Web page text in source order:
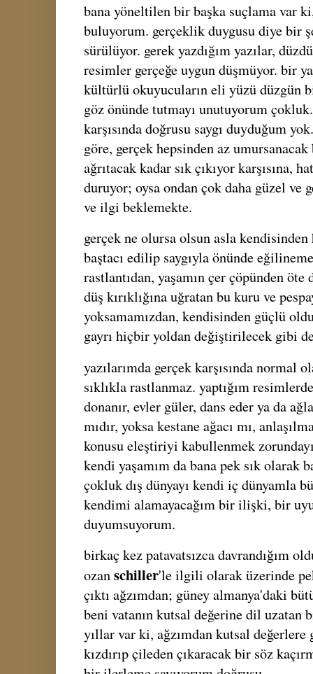
bana yöneltilen bir başka suçlama var
buluyorum. gerçeklik duygusu diye bir
sürülüyor. gerek yazdığım yazılar,
resimler gerçeğe uygun düşmüyor. bir
kültürlü okuyucuların eli yüzü
göz önünde tutmayı unutuyorum
karşısında doğrusu saygı duyduğum
göre, gerçek hepsinden az umursanacak
ağrıtacak kadar sık çıkıyor karşısına,
duruyor; oysa ondan çok daha güzel ve
ve ilgi beklemekte.
gerçek ne olursa olsun asla kendisinden
baştacı edilip saygıyla önünde
rastlantıdan, yaşamın çer çöpünden öte
düş kırıklığına uğratan bu kuru ve
yoksamamızdan, kendisinden güçlü
gayrı hiçbir yoldan değiştirilecek gibi
yazılarımda gerçek karşısında normal
sıklıkla rastlanmaz. yaptığım
donanır, evler güler, dans eder ya da
mıdır, yoksa kestane ağacı mı,
konusu eleştiriyi kabullenmek
kendi yaşamım da bana pek sık olarak
çokluk dış dünyayı kendi iç dünyamla
kendimi alamayacağım bir ilişki, bir
duyumsuyorum.
birkaç kez patavatsızca davrandığım
ozanschiller'le ilgili olarak üzerinde
çıktı ağzımdan; güney almanya'daki
beni vatanın kutsal değerine dil uzatan
yıllar var ki, ağzımdan kutsal değerlere
kızdırıp çileden çıkaracak bir söz